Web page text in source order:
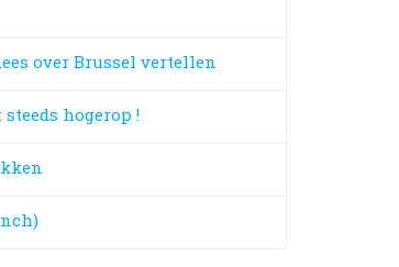
over Brussel vertellen
hogerop !